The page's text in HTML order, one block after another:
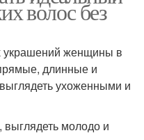
волос без
украшений женщины в
длинные и
ухоженными и
выглядеть молодо и